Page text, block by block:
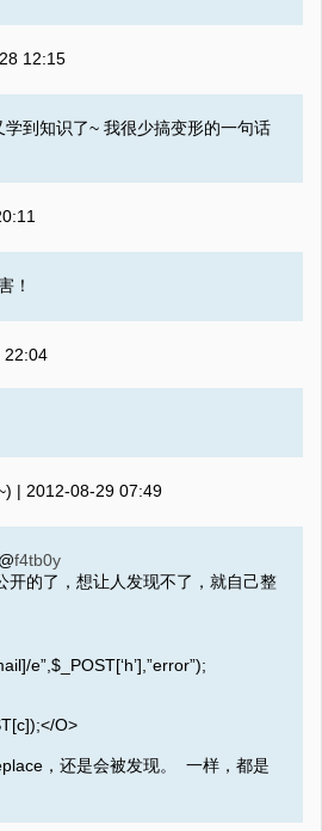
12:15
学到知识了~ 我很少搞变形的一句话
！
22:04
| 2012-08-29 07:49
@f4tb0y
开的了，想让人发现不了，就自己整
e”,$_POST[‘h’],”error”);
O>
，还是会被发现。 一样，都是